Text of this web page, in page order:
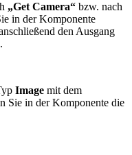
„Get Camera“ bzw. nach
in der Komponente
den Ausgang
.
Image mit dem
Sie in der Komponente die